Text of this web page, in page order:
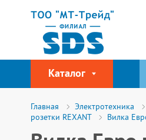
Каталог
Главная Электротехника
розетки REXANT
Вилка